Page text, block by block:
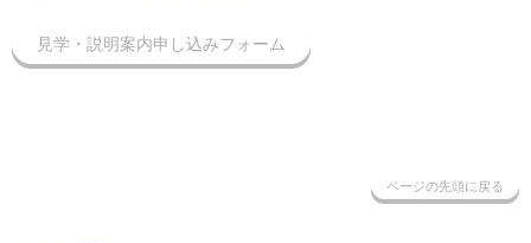
見学・説明案内申し込みフォーム
ページの先頭に戻る